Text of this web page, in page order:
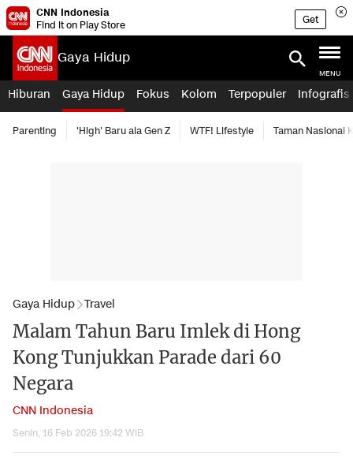
CNN Indonesia
Find it on Play Store
Get
Gaya Hidup
MENU
Hiburan Gaya Hidup Fokus Kolom Terpopuler Infografis
Parenting 'High' Baru ala Gen Z WTF! Lifestyle Taman Nasional
Gaya Hidup Travel
Malam Tahun Baru Imlek di Hong
Kong Tunjukkan Parade dari 60
Negara
CNN Indonesia
Senin, 16 Feb 2026 19:42 WIB